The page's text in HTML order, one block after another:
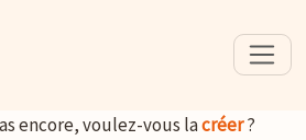
encore, voulez-vous lacréer?